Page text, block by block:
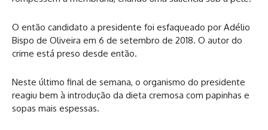
O então candidato a presidente foi esfaqueado por Adélio
Bispo de Oliveira em 6 de setembro de 2018. O autor do
crime está preso desde então.
Neste último final de semana, o organismo do presidente
reagiu bem à introdução da dieta cremosa com papinhas e
sopas mais espessas.